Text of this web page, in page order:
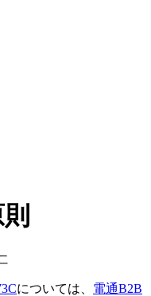
については、 電通B2B